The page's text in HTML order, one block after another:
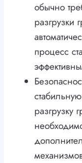
обычно
разгрузки
процесс
разгрузку